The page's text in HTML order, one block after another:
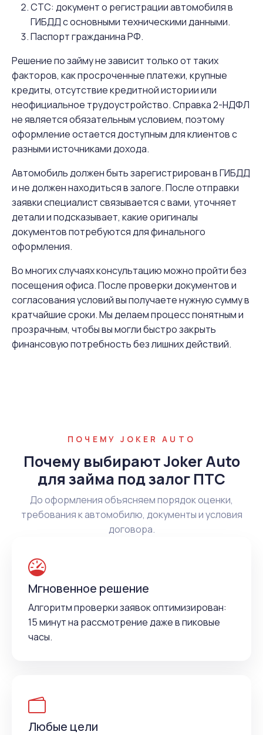
СТС: документ о регистрации автомобиля в
ГИБДД с основными техническими данными.
Паспорт гражданина РФ.
Решение по займу не зависит только от таких
факторов, как просроченные платежи, крупные
кредиты, отсутствие кредитной истории или
неофициальное трудоустройство. Справка 2-НДФЛ
не является обязательным условием, поэтому
оформление остается доступным для клиентов с
разными источниками дохода.
Автомобиль должен быть зарегистрирован в ГИБДД
и не должен находиться в залоге. После отправки
заявки специалист связывается с вами, уточняет
детали и подсказывает, какие оригиналы
документов потребуются для финального
оформления.
Во многих случаях консультацию можно пройти без
посещения офиса. После проверки документов и
согласования условий вы получаете нужную сумму в
кратчайшие сроки. Мы делаем процесс понятным и
прозрачным, чтобы вы могли быстро закрыть
финансовую потребность без лишних действий.
ПОЧЕМУ JOKER AUTO
Почему выбирают Joker Auto
для займа под залог ПТС
До оформления объясняем порядок оценки,
требования к автомобилю, документы и условия
договора.
Мгновенное решение
Алгоритм проверки заявок оптимизирован:
15 минут на рассмотрение даже в пиковые
часы.
Любые цели